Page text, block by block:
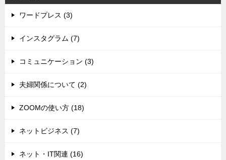
ワードプレス (3)
インスタグラム (7)
コミュニケーション (3)
夫婦関係について (2)
ZOOMの使い方 (18)
ネットビジネス (7)
ネット・IT関連 (16)